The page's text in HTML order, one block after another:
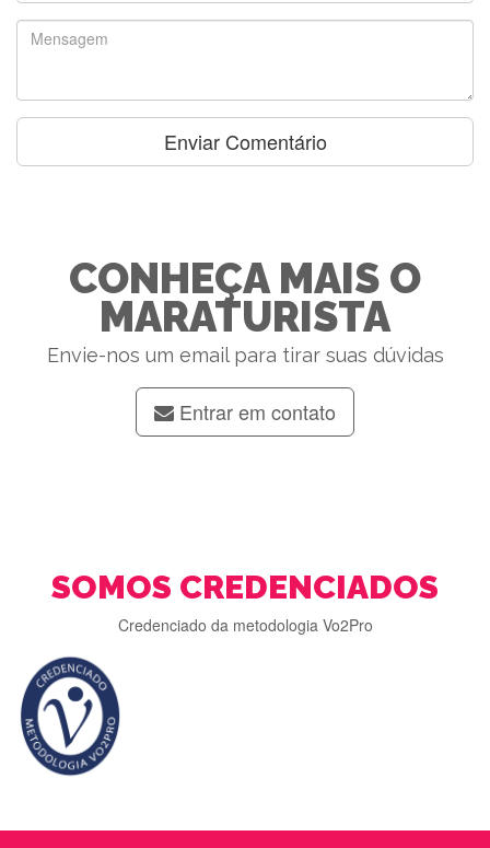
CONHEÇA MAIS O
MARATURISTA
Envie-nos um email para tirar suas dúvidas
Entrar em contato
SOMOS CREDENCIADOS
Credenciado da metodologia Vo2Pro